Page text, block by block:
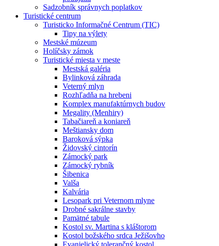
Sadzobník správnych poplatkov
Turistické centrum
Turisticko Informačné Centrum (TIC)
Tipy na výlety
Mestské múzeum
Holíčsky zámok
Turistické miesta v meste
Mestská galéria
Bylinková záhrada
Veterný mlyn
Rozhľadňa na hrebeni
Komplex manufaktúrnych budov
Megality (Menhiry)
Tabačiareň a koniareň
Meštiansky dom
Baroková sýpka
Židovský cintorín
Zámocký park
Zámocký rybník
Šibenica
Valša
Kalvária
Lesopark pri Veternom mlyne
Drobné sakrálne stavby
Pamätné tabule
Kostol sv. Martina s kláštorom
Kostol božského srdca Ježišovho
Evanjelický tolerančný kostol